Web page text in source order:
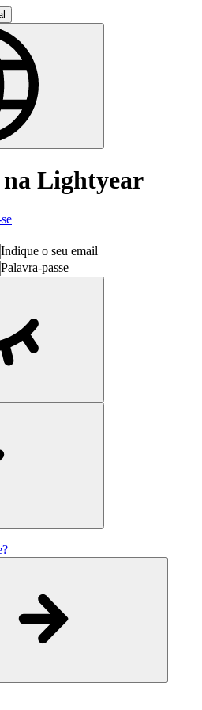
na Lightyear
Indique o seu email
Palavra-passe